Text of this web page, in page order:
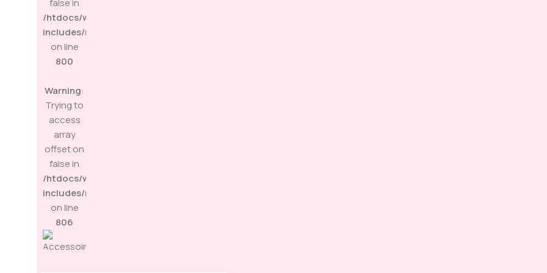
false in
/htdocs/wp-
includes/media.php
on line
800
Warning:
Trying to
access
array
offset on
false in
/htdocs/wp-
includes/media.php
on line
806